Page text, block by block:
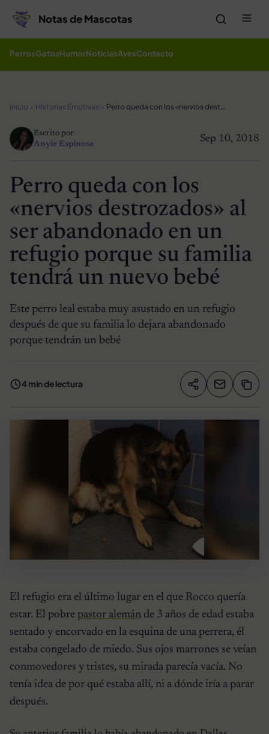
Notas de Mascotas
PerrosGatosHumorNoticiasAvesContacto
Inicio Historias Emotivas Perro queda con los «nervios destrozados» al ser abandonado en un refugio porque su familia tendrá un nuevo bebé
Sep 10, 2018
Escrito por
Anyie Espinosa
Perro queda con los
«nervios destrozados» al
ser abandonado en un
refugio porque su familia
tendrá un nuevo bebé
Este perro leal estaba muy asustado en un refugio
después de que su familia lo dejara abandonado
porque tendrán un bebé
4 min de lectura Compartir
El refugio era el último lugar en el que Rocco quería
estar. El pobre pastor alemán de 3 años de edad estaba
sentado y encorvado en la esquina de una perrera, él
estaba congelado de miedo. Sus ojos marrones se veían
conmovedores y tristes, su mirada parecía vacía. No
tenía idea de por qué estaba allí, ni a dónde iría a parar
después.